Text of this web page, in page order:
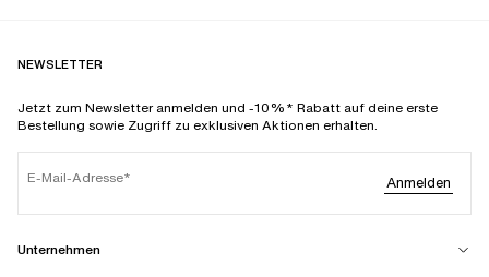
NEWSLETTER
Jetzt zum Newsletter anmelden und -10%* Rabatt auf deine erste
Bestellung sowie Zugriff zu exklusiven Aktionen erhalten.
E-Mail-Adresse Anmelden
Unternehmen